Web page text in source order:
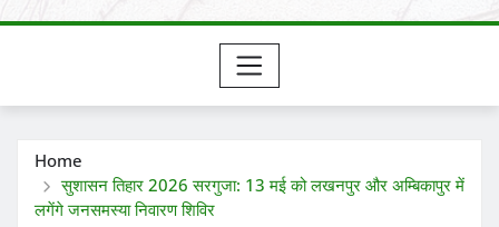
Home
सुशासन तिहार 2026 सरगुजा: 13 मई को लखनपुर और अम्बिकापुर में
लगेंगे जनसमस्या निवारण शिविर